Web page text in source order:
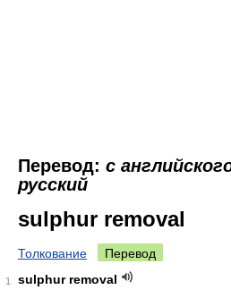
Перевод: с
русский
sulphur removal
Толкование Перевод
1
sulphur removal